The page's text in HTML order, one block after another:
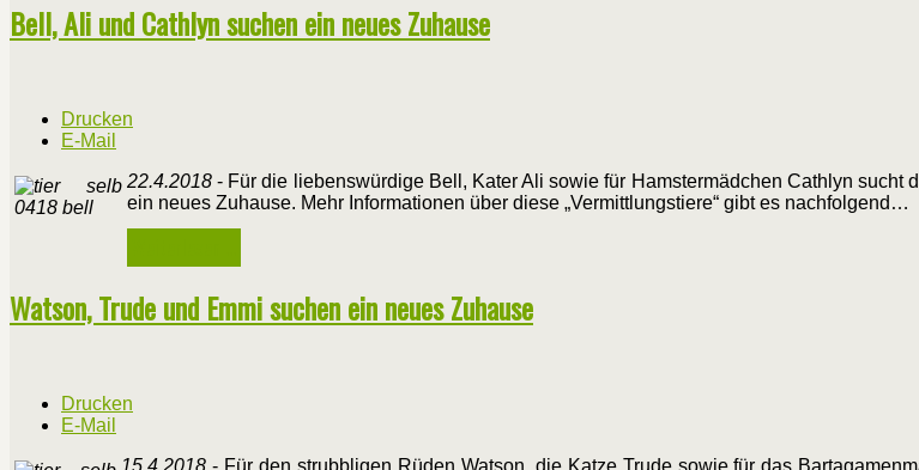
Bell, Ali und Cathlyn suchen ein neues Zuhause
Drucken
E-Mail
22.4.2018 - Für die liebenswürdige Bell, Kater Ali sowie für Hamstermädchen Cathlyn sucht
ein neues Zuhause. Mehr Informationen über diese „Vermittlungstiere“ gibt es nachfolgend…
Watson, Trude und Emmi suchen ein neues Zuhause
Drucken
E-Mail